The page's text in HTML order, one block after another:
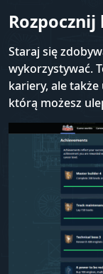
Staraj się
wykorzystywać.
kariery, ale
którą możesz